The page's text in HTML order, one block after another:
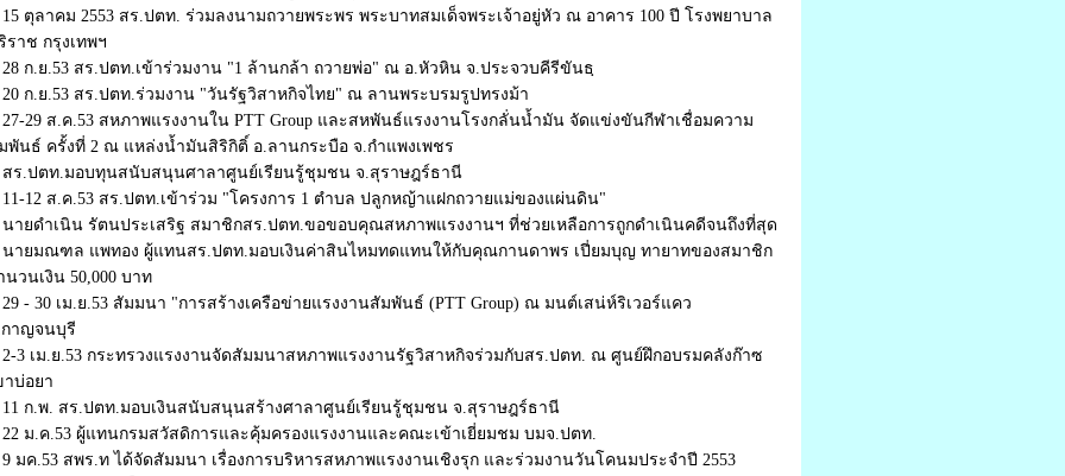
15 ตุลาคม 2553 สร.ปตท. ร่วมลงนามถวายพระพร พระบาทสมเด็จพระเจ้าอยู่หัว ณ อาคาร 100 ปี โรงพยาบาล
ราช กรุงเทพฯ
28 ก.ย.53 สร.ปตท.เข้าร่วมงาน "1 ล้านกล้า ถวายพ่อ" ณ อ.หัวหิน จ.ประจวบคีรีขันธฺ
20 ก.ย.53 สร.ปตท.ร่วมงาน "วันรัฐวิสาหกิจไทย" ณ ลานพระบรมรูปทรงม้า
27-29 ส.ค.53 สหภาพแรงงานใน PTT Group และสหพันธ์แรงงานโรงกลั่นน้ำมัน จัดแข่งขันกีฬาเชื่อมความ
พันธ์ ครั้งที่ 2 ณ แหล่งน้ำมันสิริกิติ์ อ.ลานกระบือ จ.กำแพงเพชร
สร.ปตท.มอบทุนสนับสนุนศาลาศูนย์เรียนรู้ชุมชน จ.สุราษฎร์ธานี
11-12 ส.ค.53 สร.ปตท.เข้าร่วม "โครงการ 1 ตำบล ปลูกหญ้าแฝกถวายแม่ของแผ่นดิน"
นายดำเนิน รัตนประเสริฐ สมาชิกสร.ปตท.ขอขอบคุณสหภาพแรงงานฯ ที่ช่วยเหลือการถูกดำเนินคดีจนถึงที่สุด
นายมณฑล แพทอง ผู้แทนสร.ปตท.มอบเงินค่าสินไหมทดแทนให้กับคุณกานดาพร เปี่ยมบุญ ทายาทของสมาชิก
นวนเงิน 50,000 บาท
29 - 30 เม.ย.53 สัมมนา "การสร้างเครือข่ายแรงงานสัมพันธ์ (PTT Group) ณ มนต์เสน่ห์ริเวอร์แคว
าญจนบุรี
2-3 เม.ย.53 กระทรวงแรงงานจัดสัมมนาสหภาพแรงงานรัฐวิสาหกิจร่วมกับสร.ปตท. ณ ศูนย์ฝึกอบรมคลังก๊าซ
าบ่อยา
11 ก.พ. สร.ปตท.มอบเงินสนับสนุนสร้างศาลาศูนย์เรียนรู้ชุมชน จ.สุราษฎร์ธานี
22 ม.ค.53 ผู้แทนกรมสวัสดิการและคุ้มครองแรงงานและคณะเข้าเยี่ยมชม บมจ.ปตท.
9 มค.53 สพร.ท ได้จัดสัมมนา เรื่องการบริหารสหภาพแรงงานเชิงรุก และร่วมงานวันโคนมประจำปี 2553